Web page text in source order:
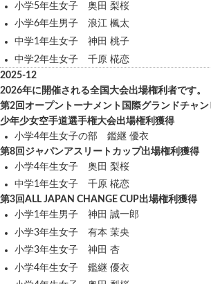
小学5年生女子 奥田 梨桜
小学6年生男子 浪江 楓太
中学1年生女子 神田 桃子
中学2年生女子 千原 椛恋
2025-12
2026年に開催される全国大会出場権利者です。
第2回オープントーナメント国際グランドチャ
少年少女空手道選手権大会出場権利獲得
小学4年生女子の部 鑑継 優衣
第8回ジャパンアスリートカップ出場権利獲得
小学4年生女子 奥田 梨桜
中学1年生女子 千原 椛恋
第3回ALL JAPAN CHANGE CUP出場権利獲得
小学1年生男子 神田 誠一郎
小学3年生女子 有本 茉央
小学3年生女子 神田 杏
小学4年生女子 鑑継 優衣